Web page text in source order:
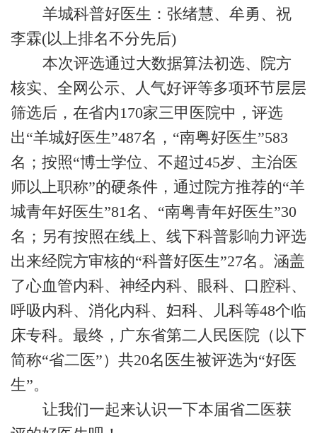
羊城科普好医生：张绪慧、牟勇、祝
李霖(以上排名不分先后)
本次评选通过大数据算法初选、院方
核实、全网公示、人气好评等多项环节层层
筛选后，在省内170家三甲医院中，评选
出“羊城好医生”487名，“南粤好医生”583
名；按照“博士学位、不超过45岁、主治医
师以上职称”的硬条件，通过院方推荐的“羊
城青年好医生”81名、“南粤青年好医生”30
名；另有按照在线上、线下科普影响力评选
出来经院方审核的“科普好医生”27名。涵盖
了心血管内科、神经内科、眼科、口腔科、
呼吸内科、消化内科、妇科、儿科等48个临
床专科。最终，广东省第二人民医院（以下
简称“省二医”）共20名医生被评选为“好医
生”。
让我们一起来认识一下本届省二医获